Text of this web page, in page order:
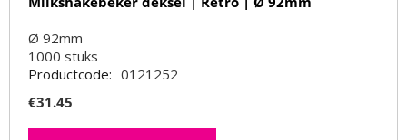
Ø 92mm
1000 stuks
Productcode: 0121252
€31.45